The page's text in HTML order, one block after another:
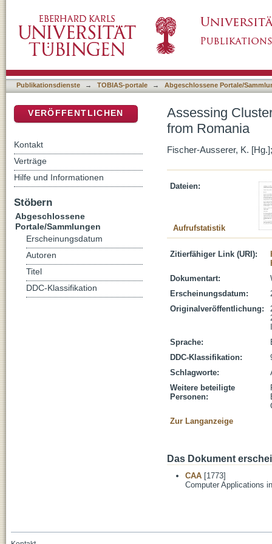
Publikationsdienste → TOBIAS-portale → Abgeschlossene Portale/
Assessing
from Romania
Fischer-Ausserer, K.
Dateien:
Aufrufstatistik
Zitierfähiger Link (URI):
Dokumentart:
Erscheinungsdatum:
Originalveröffentlichung:
Sprache:
DDC-Klassifikation:
Schlagworte:
Weitere beteiligte
Personen:
Zur Langanzeige
Das Dokument
CAA [1773]
Computer Applications
VERÖFFENTLICHEN
Kontakt
Verträge
Hilfe und Informationen
Stöbern
Abgeschlossene
Portale/Sammlungen
Erscheinungsdatum
Autoren
Titel
DDC-Klassifikation